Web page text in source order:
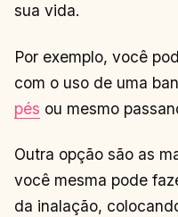
sua vida.
Por exemplo, você
com o uso de uma
pés ou mesmo
Outra opção são as
você mesma pode
da inalação,